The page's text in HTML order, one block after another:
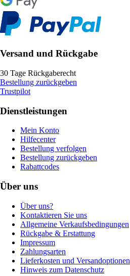
Versand und Rückgabe
30 Tage Rückgaberecht
Bestellung zurückgeben
Trustpilot
Dienstleistungen
Mein Konto
Hilfecenter
Bestellung verfolgen
Bestellung zurückgeben
Rabattcodes
Über uns
Über uns?
Kontaktieren Sie uns
Allgemeine Verkaufsbedingungen
Rückgabe & Erstattung
Impressum
Zahlungsarten
Lieferkosten und Versandoptionen
Hinweis zum Datenschutz